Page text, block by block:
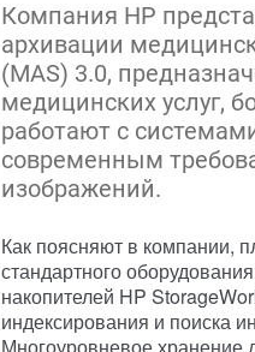
Компания HP
архивации
(MAS) 3.0,
медицинских услуг,
работают с
современным
изображений.
Как поясняют в компании,
стандартного
накопителей HP
индексирования и поиска